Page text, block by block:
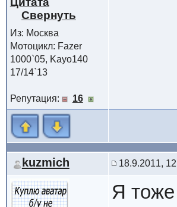
Из: Москва
Мотоцикл: Fazer
1000`05, Kayo140
17/14`13
Репутация: 16
kuzmich 18.9.2011,
Я тоже